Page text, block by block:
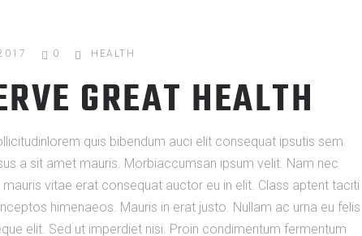
0 HEALTH
GREAT HEALTH
quis bibendum auci elit consequat ipsutis sem
a sit amet mauris. Morbiaccumsan ipsum velit. Nam nec
vitae erat consequat auctor eu in elit. Class aptent taciti
himenaeos. Mauris in erat justo. Nullam ac urna eu felis
elit. Sed ut imperdiet nisi. Proin condimentum fermentum